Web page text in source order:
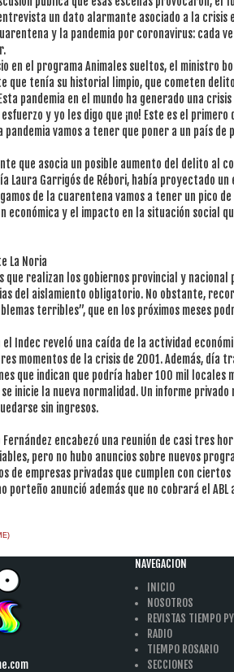
un dato alarmante asociado a la crisis
y la pandemia por coronavirus: cada
en el programa Animales sueltos, el ministro
que tenía su historial limpio, que cometen
pandemia en el mundo ha generado una
y yo les digo que ¡no! Este es el
vamos a tener que poner a un país de
que asocia un posible aumento del delito al
Laura Garrigós de Rébori, había proyectado
de la cuarentena vamos a tener un pico
económica y el impacto en la situación social
La Noria
que realizan los gobiernos provincial y
del aislamiento obligatorio. No obstante,
terribles”, que en los próximos meses
el Indec reveló una caída de la actividad
momentos de la crisis de 2001. Además, día
que indican que podría haber 100 mil locales
inicie la nueva normalidad. Un informe
sin ingresos.
encabezó una reunión de casi tres
pero no hubo anuncios sobre nuevos
de empresas privadas que cumplen con
porteño anunció además que no cobrará el ABL
NAVEGACION
INICIO
NOSOTROS
REVISTAS TIEMPO
RADIO
TIEMPO ROSARIO
SECCIONES